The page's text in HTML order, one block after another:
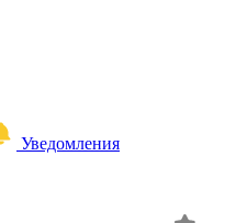
Уведомления